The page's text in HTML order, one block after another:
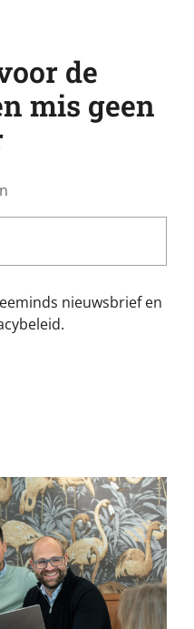
de
mis geen
nieuwsbrief en